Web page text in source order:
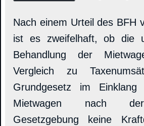
Nach einem Urteil des BFH
ist es zweifelhaft, ob die
Behandlung der
Vergleich zu
Grundgesetz im
Mietwagen nach
Gesetzgebung keine